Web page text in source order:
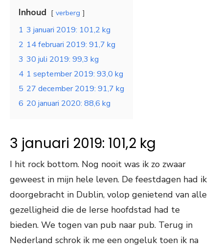
Inhoud verberg
1 3 januari 2019: 101,2 kg
2 14 februari 2019: 91,7 kg
3 30 juli 2019: 99,3 kg
4 1 september 2019: 93,0 kg
5 27 december 2019: 91,7 kg
6 20 januari 2020: 88,6 kg
3 januari 2019: 101,2 kg
I hit rock bottom. Nog nooit was ik zo zwaar
geweest in mijn hele leven. De feestdagen had ik
doorgebracht in Dublin, volop genietend van alle
gezelligheid die de Ierse hoofdstad had te
bieden. We togen van pub naar pub. Terug in
Nederland schrok ik me een ongeluk toen ik na